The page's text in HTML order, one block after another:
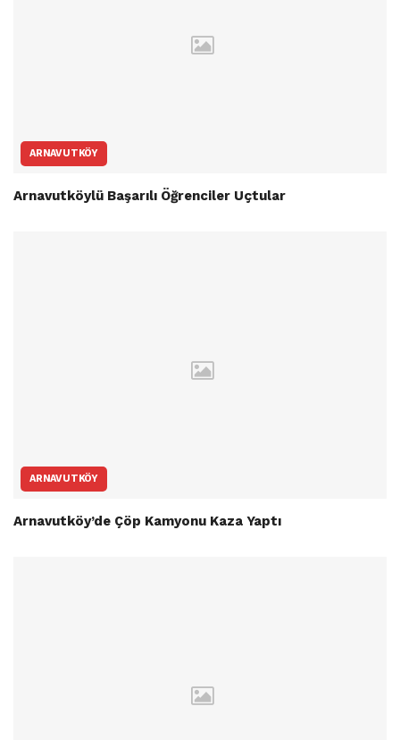
ARNAVUTKÖY
Arnavutköylü Başarılı Öğrenciler Uçtular
ARNAVUTKÖY
Arnavutköy’de Çöp Kamyonu Kaza Yaptı